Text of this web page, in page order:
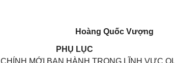
Hoàng Quốc Vượng
PHỤ LỤC
MỚI BAN HÀNH TRONG LĨNH VỰC